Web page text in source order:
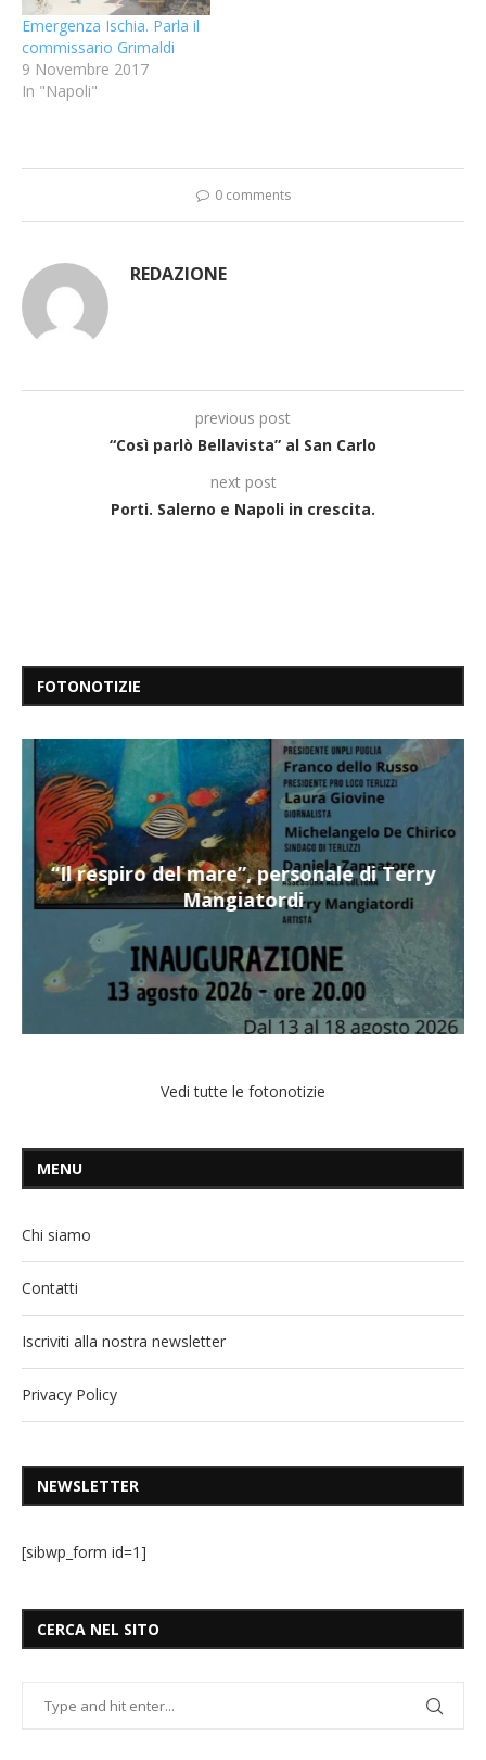
Emergenza Ischia. Parla il
commissario Grimaldi
9 Novembre 2017
In "Napoli"
0 comments
REDAZIONE
previous post
“Così parlò Bellavista” al San Carlo
next post
Porti. Salerno e Napoli in crescita.
FOTONOTIZIE
“Il respiro del mare”, personale di Terry
Mangiatordi
Vedi tutte le fotonotizie
MENU
Chi siamo
Contatti
Iscriviti alla nostra newsletter
Privacy Policy
NEWSLETTER
[sibwp_form id=1]
CERCA NEL SITO